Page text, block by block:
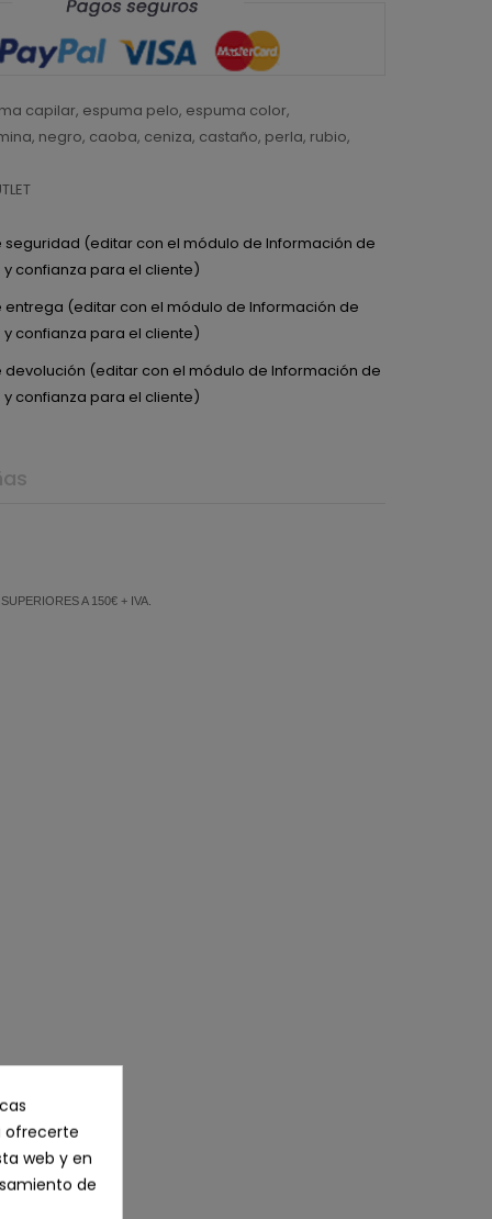
capilar, espuma pelo, espuma color,
, negro, caoba, ceniza, castaño, perla, rubio,
seguridad (editar con el módulo de Información de
confianza para el cliente)
entrega (editar con el módulo de Información de
confianza para el cliente)
devolución (editar con el módulo de Información de
confianza para el cliente)
A 150€ + IVA.
ofrecerte
web y en
de